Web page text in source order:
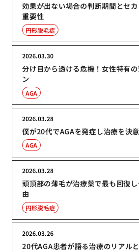
効果が出ない場合の判断期間とセ
重要性
円形脱毛症
分け目から透ける危機！女性特有
ン
2026.03.30
AGA
僕が20代でAGAを発症し治療を決
2026.03.28
AGA
頭頂部の薄毛が治療薬で最も回復
由
2026.03.28
円形脱毛症
20代AGA患者が語る治療のリアル
2026.03.26